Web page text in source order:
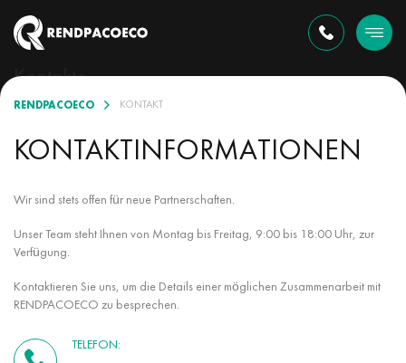
Kontakte
RENDPACOECO KONTAKT
KONTAKTINFORMATIONEN
Wir sind stets offen für neue Partnerschaften.
Unser Team steht Ihnen von Montag bis Freitag, 9:00 bis 18:00 Uhr, zur
Verfügung.
Kontaktieren Sie uns, um die Details einer möglichen Zusammenarbeit mit
RENDPACOECO zu besprechen.
TELEFON: